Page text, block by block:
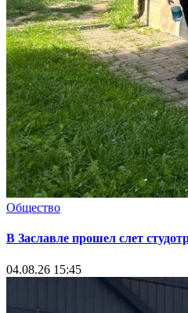
Общество
В Заславле прошел слет
04.08.26 15:45